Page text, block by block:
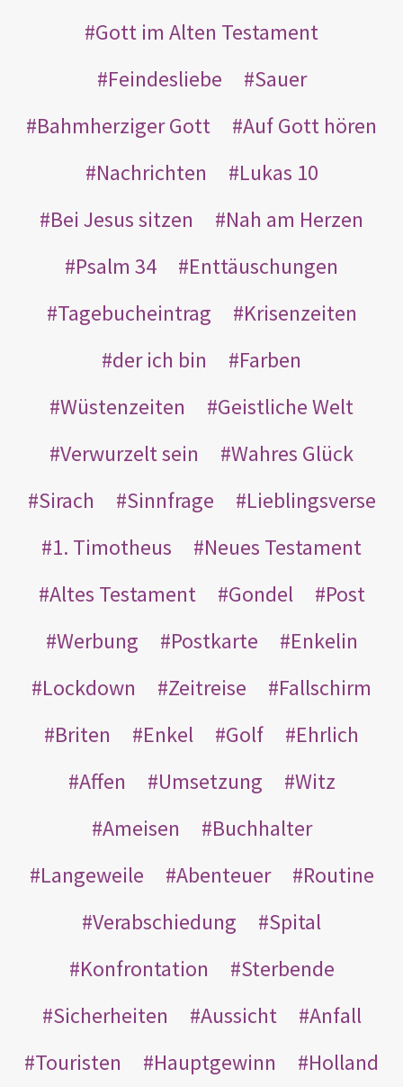
Gott im Alten Testament
Feindesliebe
Sauer
Bahmherziger Gott
Auf Gott hören
Nachrichten
Lukas 10
Bei Jesus sitzen
Nah am Herzen
Psalm 34
Enttäuschungen
Tagebucheintrag
Krisenzeiten
der ich bin
Farben
Wüstenzeiten
Geistliche Welt
Verwurzelt sein
Wahres Glück
Sirach
Sinnfrage
Lieblingsverse
1. Timotheus
Neues Testament
Altes Testament
Gondel
Post
Werbung
Postkarte
Enkelin
Lockdown
Zeitreise
Fallschirm
Briten
Enkel Golf
Ehrlich
Affen
Umsetzung
Witz
Ameisen
Buchhalter
Langeweile
Abenteuer
Routine
Verabschiedung
Spital
Konfrontation
Sterbende
Sicherheiten
Aussicht
Anfall
Touristen
Hauptgewinn Holland